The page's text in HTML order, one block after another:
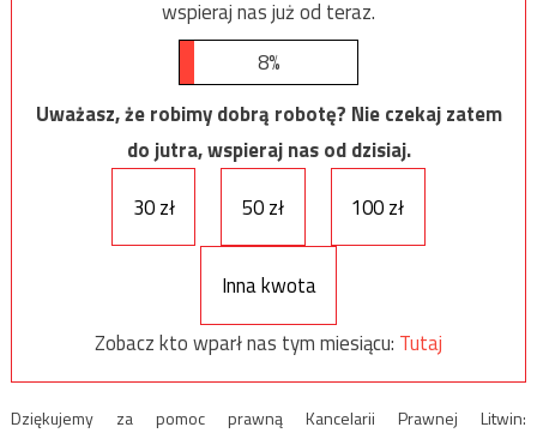
wspieraj nas już od teraz.
8%
Uważasz, że robimy dobrą robotę? Nie czekaj zatem
do jutra, wspieraj nas od dzisiaj.
30 zł
50 zł 100 zł
Inna kwota
Zobacz kto wparł nas tym miesiącu: Tutaj
Dziękujemy za pomoc prawną Kancelarii Prawnej Litwin: